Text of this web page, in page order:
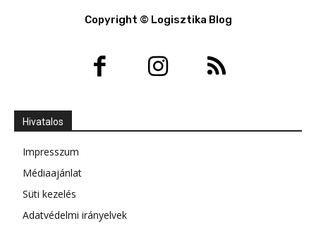
Copyright © Logisztika Blog
Hivatalos
Impresszum
Médiaajánlat
Süti kezelés
Adatvédelmi irányelvek